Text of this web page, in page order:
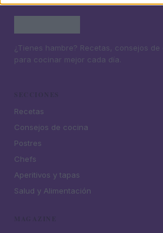
¿Tienes hambre? Recetas, consejos
para cocinar mejor cada día.
Recetas
Consejos de cocina
Postres
Chefs
Aperitivos y tapas
Salud y Alimentación